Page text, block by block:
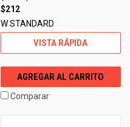
$212
W STANDARD
VISTA RÁPIDA
AGREGAR AL CARRITO
Comparar